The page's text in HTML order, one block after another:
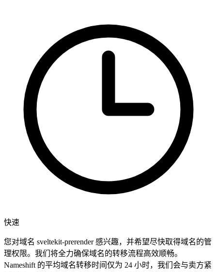
快速
您对域名 sveltekit-prerender 感兴趣，并希望尽快取得域名的管
理权限。我们将全力确保域名的转移流程高效顺畅。
Nameshift 的平均域名转移时间仅为 24 小时，我们会与卖方紧